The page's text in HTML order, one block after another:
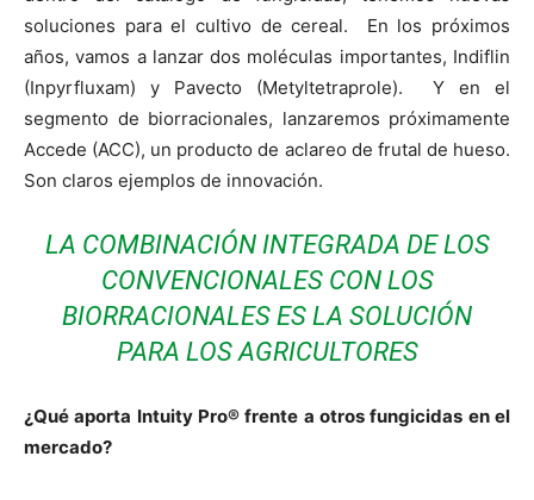
soluciones para el cultivo de cereal. En los próximos
años, vamos a lanzar dos moléculas importantes, Indiflin
(Inpyrfluxam) y Pavecto (Metyltetraprole). Y en el
segmento de biorracionales, lanzaremos próximamente
Accede (ACC), un producto de aclareo de frutal de hueso.
Son claros ejemplos de innovación.
LA COMBINACIÓN INTEGRADA DE LOS
CONVENCIONALES CON LOS
BIORRACIONALES ES LA SOLUCIÓN
PARA LOS AGRICULTORES
¿Qué aporta Intuity Pro® frente a otros fungicidas en el
mercado?